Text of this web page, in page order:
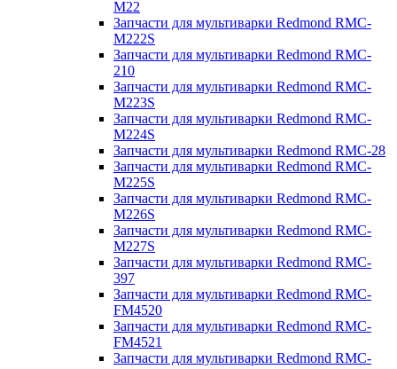
M22
Запчасти для мультиварки Redmond RMC-
M222S
Запчасти для мультиварки Redmond RMC-
210
Запчасти для мультиварки Redmond RMC-
M223S
Запчасти для мультиварки Redmond RMC-
M224S
Запчасти для мультиварки Redmond RMC-28
Запчасти для мультиварки Redmond RMC-
M225S
Запчасти для мультиварки Redmond RMC-
M226S
Запчасти для мультиварки Redmond RMC-
M227S
Запчасти для мультиварки Redmond RMC-
397
Запчасти для мультиварки Redmond RMC-
FM4520
Запчасти для мультиварки Redmond RMC-
FM4521
Запчасти для мультиварки Redmond RMC-